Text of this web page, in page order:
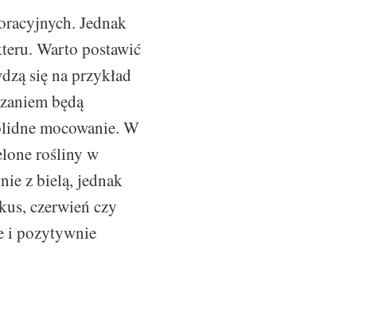
Jednak
Warto postawić
się na przykład
będą
mocowanie. W
rośliny w
z bielą, jednak
czerwień czy
i pozytywnie